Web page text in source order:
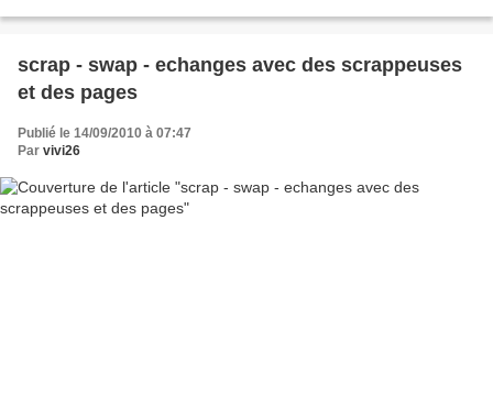
scrap - swap - echanges avec des scrappeuses
et des pages
Publié le 14/09/2010 à 07:47
Par vivi26